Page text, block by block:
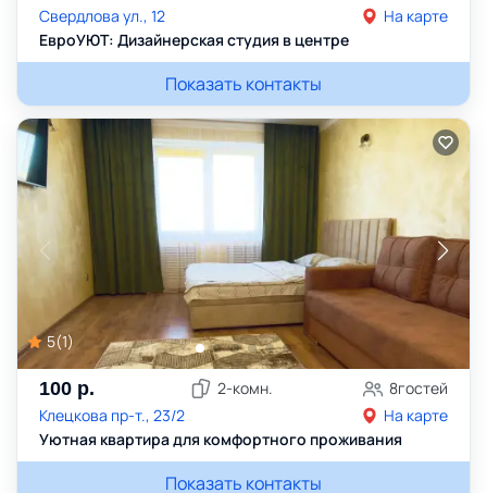
Свердлова ул., 12
На карте
ЕвроУЮТ: Дизайнерская студия в центре
Показать контакты
5(1)
100 р. 2-комн. 8гостей
Клецкова пр-т., 23/2
На карте
Уютная квартира для комфортного проживания
Показать контакты